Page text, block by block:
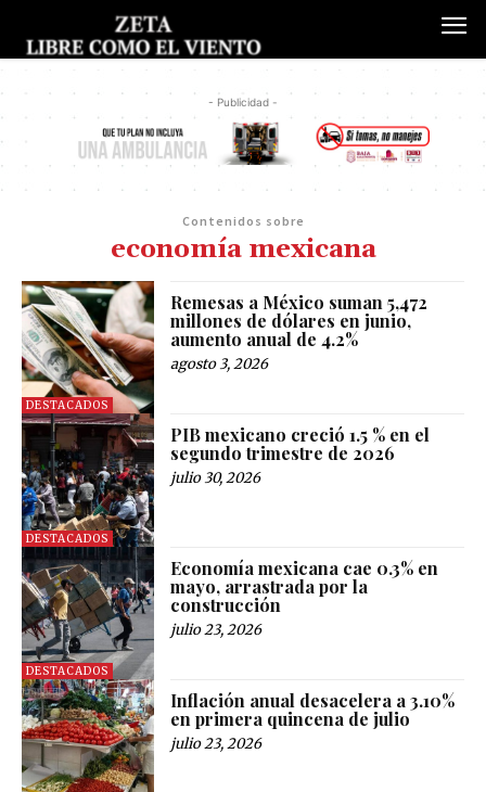
- Publicidad -
Contenidos sobre
economía mexicana
DESTACADOS
Remesas a México suman 5,472
millones de dólares en junio,
aumento anual de 4.2%
agosto 3, 2026
DESTACADOS
PIB mexicano creció 1.5 % en el
segundo trimestre de 2026
julio 30, 2026
DESTACADOS
Economía mexicana cae 0.3% en
mayo, arrastrada por la
construcción
julio 23, 2026
Inflación anual desacelera a 3.10%
en primera quincena de julio
julio 23, 2026